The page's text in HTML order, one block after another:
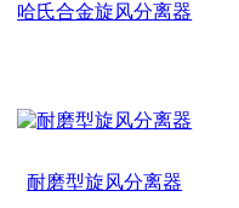
哈氏合金旋风分离器
耐磨型旋风分离器